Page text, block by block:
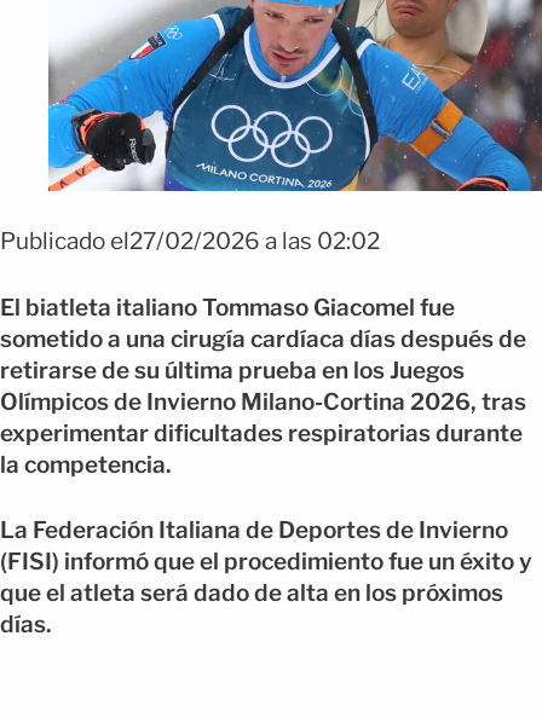
Publicado el27/02/2026 a las 02:02
El biatleta italiano Tommaso Giacomel fue
sometido a una cirugía cardíaca días después de
retirarse de su última prueba en los Juegos
Olímpicos de Invierno Milano-Cortina 2026, tras
experimentar dificultades respiratorias durante
la competencia.
La Federación Italiana de Deportes de Invierno
(FISI) informó que el procedimiento fue un éxito y
que el atleta será dado de alta en los próximos
días.